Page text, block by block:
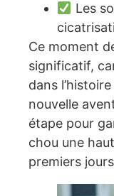
Les
Ce moment
significatif,
dans
nouvelle
étape pour
chou une
premiers